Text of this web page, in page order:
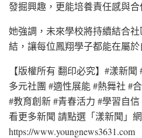
發掘興趣，更能培養責任感與合
她強調，未來學校將持續結合
結，讓每位鳳翔學子都能在屬
【版權所有 翻印必究】#漾新
多元社團 #適性展能 #熱舞社 #
#教育創新 #青春活力 #學習自
看更多新聞 請點選「漾新聞」
https://www.youngnews3631.com